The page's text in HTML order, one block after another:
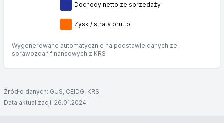
Dochody netto ze sprzedaży
Zysk / strata brutto
Wygenerowane automatycznie na podstawie danych ze
sprawozdań finansowych z KRS
Źródło danych: GUS, CEIDG, KRS
Data aktualizacji: 26.01.2024